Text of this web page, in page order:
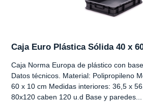
Caja Euro Plástica Sólida 40 x
Caja Norma Europa de plástico con
Datos técnicos. Material: Polipropileno
60 x 10 cm Medidas interiores: 36,5 x
80x120 caben 120 u.d Base y paredes...